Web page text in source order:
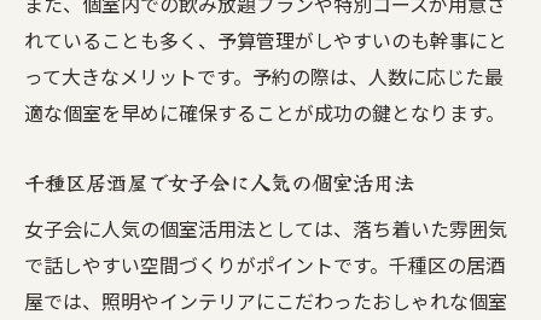
れていることも多く、予算管理がしやすいのも幹事にと
って大きなメリットです。予約の際は、人数に応じた最
適な個室を早めに確保することが成功の鍵となります。
千種区居酒屋で女子会に人気の個室活用法
女子会に人気の個室活用法としては、落ち着いた雰囲気
で話しやすい空間づくりがポイントです。千種区の居酒
屋では、照明やインテリアにこだわったおしゃれな個室